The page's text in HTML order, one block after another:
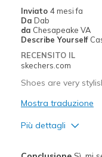
Width
Sizing
View On Shoes
Inviato 4 mesi fa
Da Dab
da Chesapeake VA
Describe Yourself
RECENSITO IL
skechers.com
Shoes are very
Mostra traduzione
Più dettagli